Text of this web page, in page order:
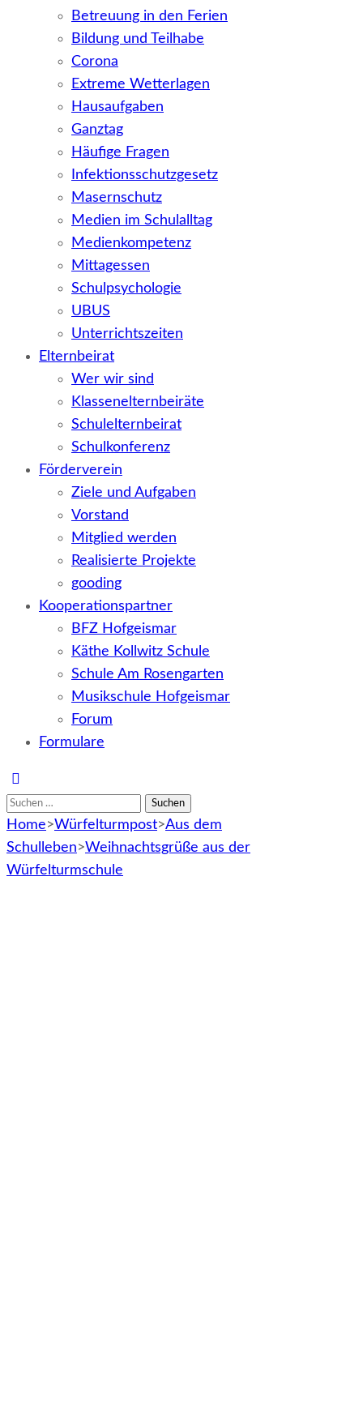
Betreuung in den Ferien
Bildung und Teilhabe
Corona
Extreme Wetterlagen
Hausaufgaben
Ganztag
Häufige Fragen
Infektionsschutzgesetz
Masernschutz
Medien im Schulalltag
Medienkompetenz
Mittagessen
Schulpsychologie
UBUS
Unterrichtszeiten
Elternbeirat
Wer wir sind
Klassenelternbeiräte
Schulelternbeirat
Schulkonferenz
Förderverein
Ziele und Aufgaben
Vorstand
Mitglied werden
Realisierte Projekte
gooding
Kooperationspartner
BFZ Hofgeismar
Käthe Kollwitz Schule
Schule Am Rosengarten
Musikschule Hofgeismar
Forum
Formulare
Suchen
nach:
Home>Würfelturmpost>Aus dem
Schulleben>Weihnachtsgrüße aus der
Würfelturmschule